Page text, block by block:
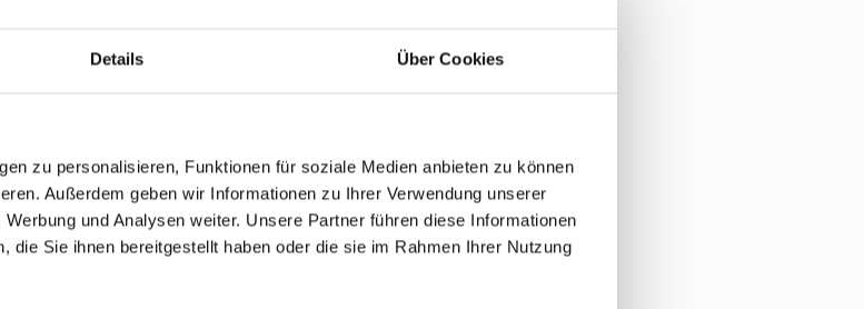
Details Über Cookies
zu personalisieren, Funktionen für soziale Medien anbieten zu können
Außerdem geben wir Informationen zu Ihrer Verwendung unserer
und Analysen weiter. Unsere Partner führen diese Informationen
die Sie ihnen bereitgestellt haben oder die sie im Rahmen Ihrer Nutzung
in einem tiefen,
Boda Artist Collection wurde
und Ausstrahlung verleiht.
Motiv Valliens, das
den menschlichen Geist und
Ähnliche Artikel